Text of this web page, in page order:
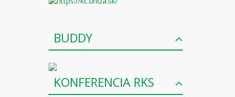
BUDDY
KONFERENCIA RKS